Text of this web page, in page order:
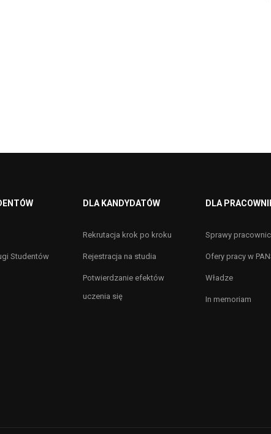
Studentów
DLA KANDYDATÓW
Rekrutacja krok po kroku
Rejestracja na studia
Potwierdzanie efektów
uczenia się
DLA
Sprawy
Ofery pracy w
Władze
In memoriam